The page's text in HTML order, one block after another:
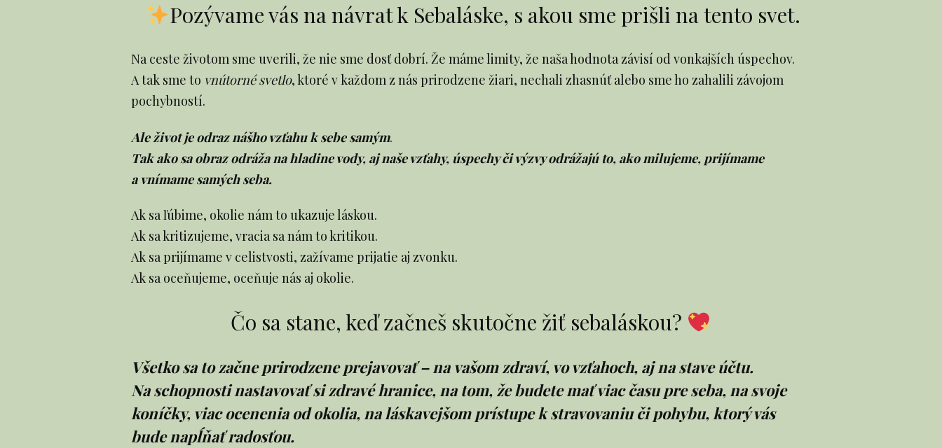
Pozývame vás na návrat k Sebaláske, s akou sme prišli na tento svet.
Na ceste životom sme uverili, že nie sme dosť dobrí. Že máme limity, že naša hodnota závisí od vonkajších úspechov.
A tak sme to vnútorné svetlo, ktoré v každom z nás prirodzene žiari, nechali zhasnúť alebo sme ho zahalili závojom
pochybností.
Ale život je odraz nášho vzťahu k sebe samým.
Tak ako sa obraz odráža na hladine vody, aj naše vzťahy, úspechy či výzvy odrážajú to, ako milujeme, prijímame
a vnímame samých seba.
Ak sa ľúbime, okolie nám to ukazuje láskou.
Ak sa kritizujeme, vracia sa nám to kritikou.
Ak sa prijímame v celistvosti, zažívame prijatie aj zvonku.
Ak sa oceňujeme, oceňuje nás aj okolie.
Čo sa stane, keď začneš skutočne žiť sebaláskou?
Všetko sa to začne prirodzene prejavovať – na vašom zdraví, vo vzťahoch, aj na stave účtu.
Na schopnosti nastavovať si zdravé hranice, na tom, že budete mať viac času pre seba, na svoje
koníčky, viac ocenenia od okolia, na láskavejšom prístupe k stravovaniu či pohybu, ktorý vás
bude napĺňať radosťou.